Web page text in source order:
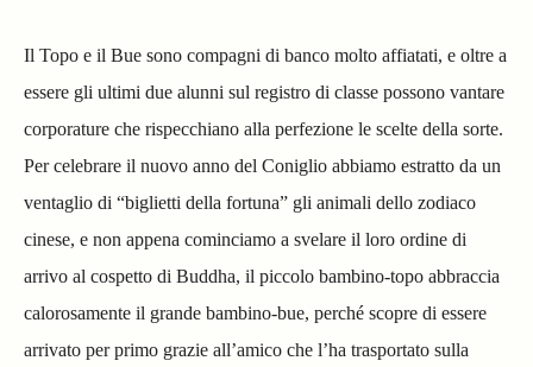
Il Topo e il Bue sono compagni di banco molto affiatati, e oltre a
essere gli ultimi due alunni sul registro di classe possono vantare
corporature che rispecchiano alla perfezione le scelte della sorte.
Per celebrare il nuovo anno del Coniglio abbiamo estratto da un
ventaglio di “biglietti della fortuna” gli animali dello zodiaco
cinese, e non appena cominciamo a svelare il loro ordine di
arrivo al cospetto di Buddha, il piccolo bambino-topo abbraccia
calorosamente il grande bambino-bue, perché scopre di essere
arrivato per primo grazie all’amico che l’ha trasportato sulla